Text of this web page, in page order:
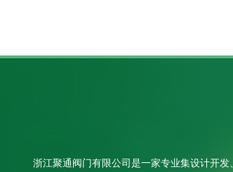
浙江聚通阀门有限公司是一家专业集设计开